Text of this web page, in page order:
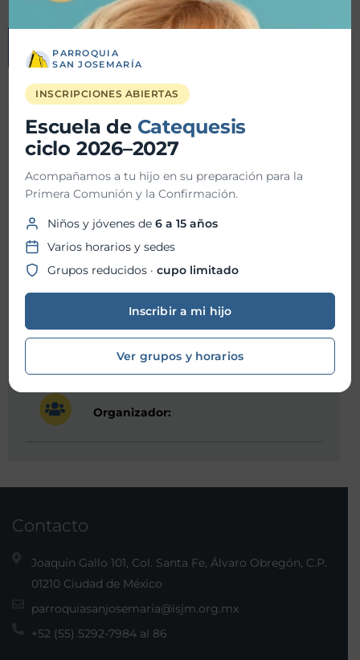
info
Detalles
Fecha inicio:03-08-2023
Organizador:
Contacto
Joaquín Gallo 101, Col. Santa Fe, Álvaro Obregón, C.P.
01210 Ciudad de México
parroquiasanjosemaria@isjm.org.mx
+52 (55) 5292-7984 al 86
PARROQUIA
SAN JOSEMARÍA
INSCRIPCIONES ABIERTAS
Escuela de Catequesis
ciclo 2026–2027
Acompañamos a tu hijo en su preparación para la
Primera Comunión y la Confirmación.
Niños y jóvenes de6 a 15 años
Varios horarios y sedes
Grupos reducidos ·cupo limitado
Inscribir a mi hijo
Ver grupos y horarios